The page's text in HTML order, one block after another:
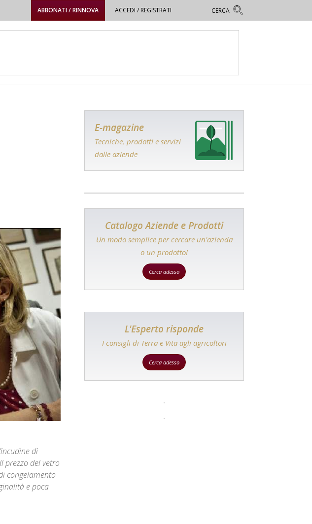
ABBONATI / RINNOVA ACCEDI / REGISTRATI
di
prezzo del vetro
congelamento
e poca
E-magazine
Tecniche, prodotti e servizi
dalle aziende
Catalogo Aziende e Prodotti
Un modo semplice per cercare un'azienda
o un prodotto!
Cerca adesso
L'Esperto risponde
I consigli di Terra e Vita agli agricoltori
Cerca adesso